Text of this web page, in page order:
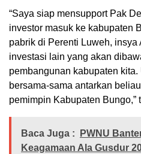
“Saya siap mensupport Pak
investor masuk ke kabupaten
pabrik di Perenti Luweh, insya
investasi lain yang akan
pembangunan kabupaten kita.
bersama-sama antarkan
pemimpin Kabupaten Bungo,”
Baca Juga :
PWNU
Keagamaan Ala Gusdur